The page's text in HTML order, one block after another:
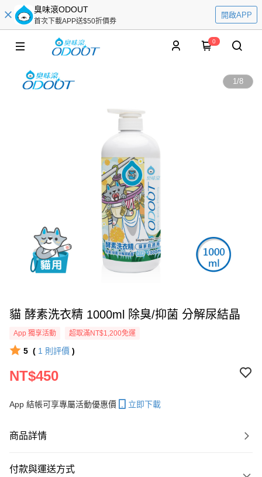
臭味滾ODOUT
首次下載APP送$50折價券
開啟APP
0
1/8
貓 酵素洗衣精 1000ml 除臭/抑菌 分解尿結晶
App 獨享活動 超取滿NT$1,200免運
5 ( 1 則評價 )
NT$450
App 結帳可享專屬活動優惠價 立即下載
商品詳情
付款與運送方式